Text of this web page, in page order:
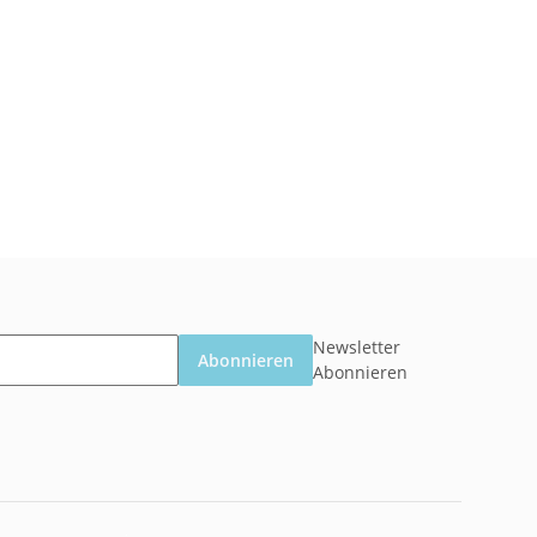
Abonnieren
Newsletter
Abonnieren